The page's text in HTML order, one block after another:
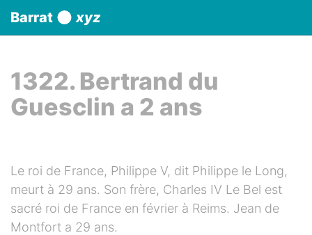
Barrat xyz
1322. Bertrand du
Guesclin a 2 ans
Le roi de France, Philippe V, dit Philippe le Long,
meurt à 29 ans. Son frère, Charles IV Le Bel est
sacré roi de France en février à Reims. Jean de
Montfort a 29 ans.
Panneau de gestion des cookies